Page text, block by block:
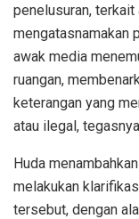
penelusuran,
mengatasnamakan
awak media
ruangan,
keterangan yang
atau ilegal,
Huda
melakukan
tersebut, dengan